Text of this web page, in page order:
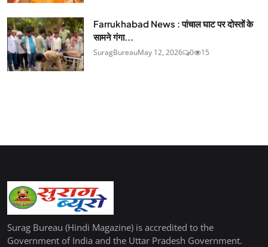
Farrukhabad News : पांचाल घाट पर दोस्तों के
सामने गंगा...
SuragBureauMay 12, 2026 0 15
Surag Bureau (Hindi Magazine) is accredited to the
Government of India and the Uttar Pradesh Government.